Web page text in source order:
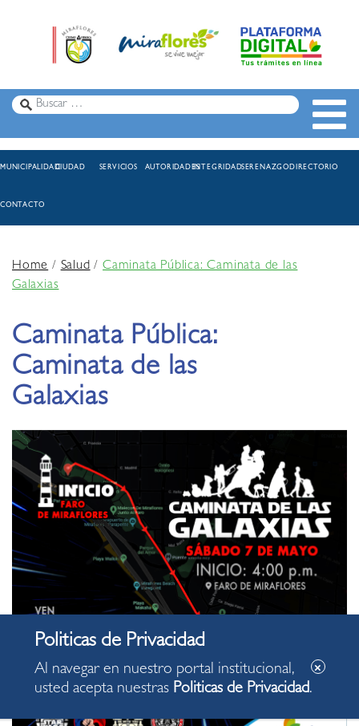
MUNICIPALIDADCIUDAD SERVICIOS AUTORIDADESINTEGRIDADSERENAZGODIRECTORIO
CONTACTO
Home/Salud/Caminata Pública: Caminata de las
Galaxias
Caminata Pública:
Caminata de las
Galaxias
Al navegar en nuestro portal institucional,
usted acepta nuestras Politicas de Privacidad.